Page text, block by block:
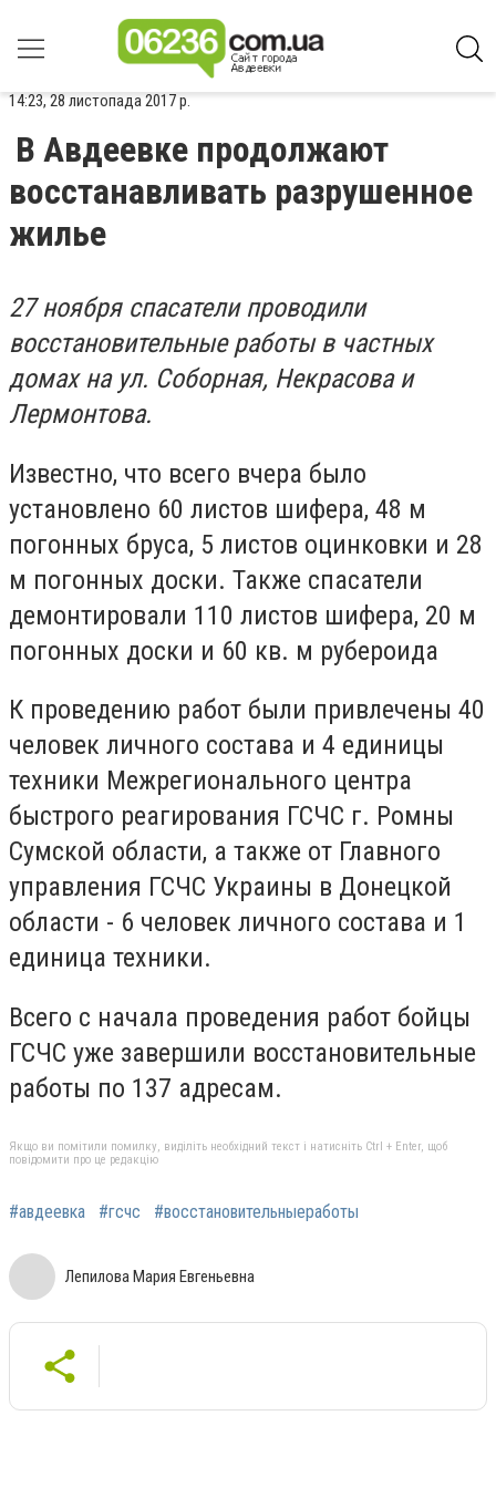
14:23, 28 листопада 2017 р.
В Авдеевке продолжают
восстанавливать разрушенное
жилье
27 ноября спасатели проводили
восстановительные работы в частных
домах на ул. Соборная, Некрасова и
Лермонтова.
Известно, что всего вчера было
установлено 60 листов шифера, 48 м
погонных бруса, 5 листов оцинковки и 28
м погонных доски. Также спасатели
демонтировали 110 листов шифера, 20 м
погонных доски и 60 кв. м рубероида
К проведению работ были привлечены 40
человек личного состава и 4 единицы
техники Межрегионального центра
быстрого реагирования ГСЧС г. Ромны
Сумской области, а также от Главного
управления ГСЧС Украины в Донецкой
области - 6 человек личного состава и 1
единица техники.
Всего с начала проведения работ бойцы
ГСЧС уже завершили восстановительные
работы по 137 адресам.
Якщо ви помітили помилку, виділіть необхідний текст і натисніть Ctrl + Enter, щоб
повідомити про це редакцію
#авдеевка #гсчс #восстановительныеработы
Лепилова Мария Евгеньевна